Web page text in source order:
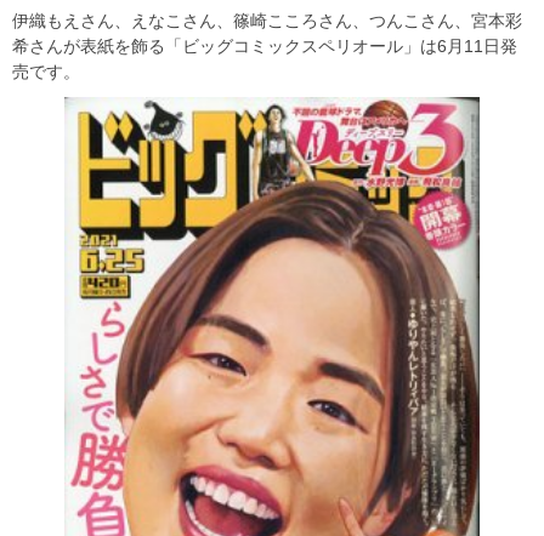
伊織もえさん、えなこさん、篠崎こころさん、つんこさん、宮本彩
希さんが表紙を飾る「ビッグコミックスペリオール」は6月11日発
売です。